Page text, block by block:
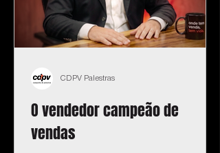
O vendedor campeão de
vendas
CDPV Palestras